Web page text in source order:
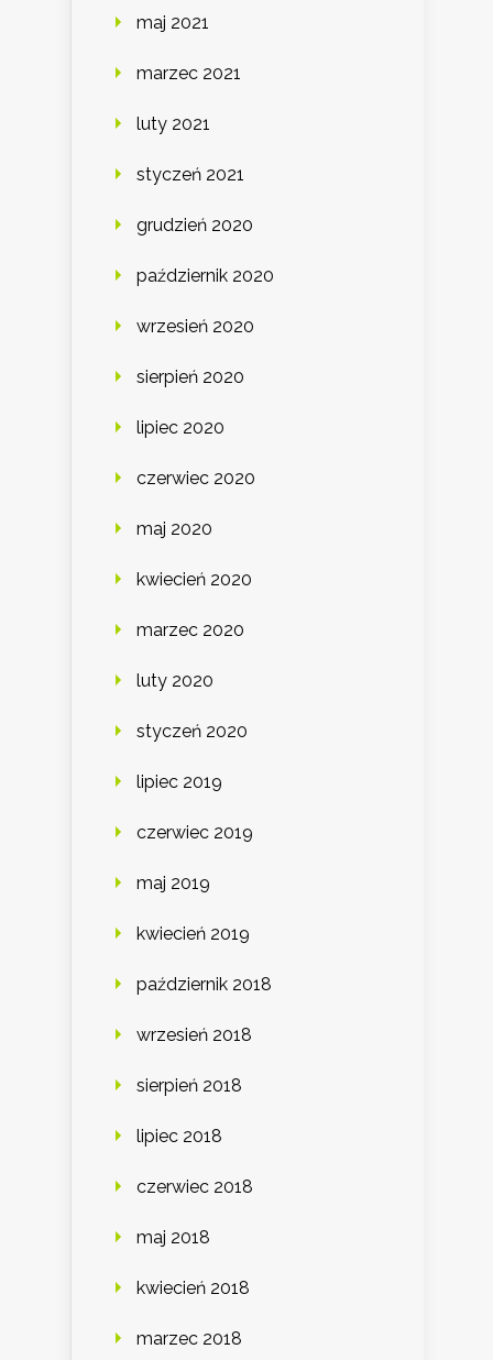
maj 2021
marzec 2021
luty 2021
styczeń 2021
grudzień 2020
październik 2020
wrzesień 2020
sierpień 2020
lipiec 2020
czerwiec 2020
maj 2020
kwiecień 2020
marzec 2020
luty 2020
styczeń 2020
lipiec 2019
czerwiec 2019
maj 2019
kwiecień 2019
październik 2018
wrzesień 2018
sierpień 2018
lipiec 2018
czerwiec 2018
maj 2018
kwiecień 2018
marzec 2018